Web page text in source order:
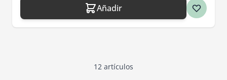
Añadir
12 artículos